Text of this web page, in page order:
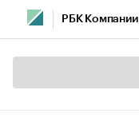
РБК Компании